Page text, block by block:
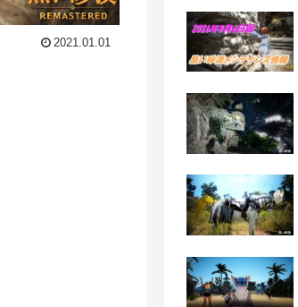
2021.01.01